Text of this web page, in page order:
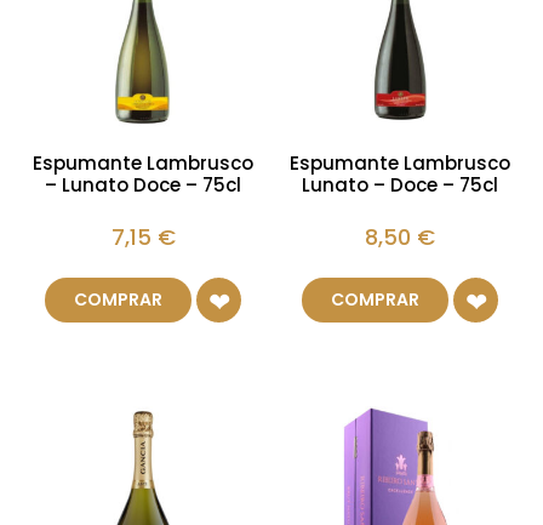
Espumante Lambrusco
– Lunato Doce – 75cl
7,15 €
COMPRAR
Espumante Lambrusco
Lunato – Doce – 75cl
8,50 €
COMPRAR